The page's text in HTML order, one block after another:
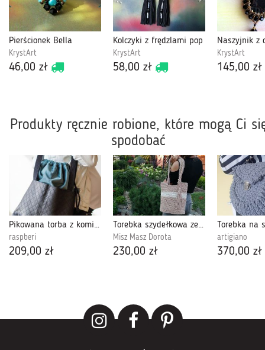
Pierścionek Bella
KrystArt
46,00 zł
Kolczyki z frędzlami pop
KrystArt
58,00 zł
KrystArt
145,00 zł
Produkty ręcznie robione, które mogą Ci
spodobać
Pikowana torba z kominem do wózka
raspberi
209,00 zł
Torebka szydełkowa ze sznurka bawełnianego
Misz Masz Dorota
230,00 zł
artigiano
370,00 zł